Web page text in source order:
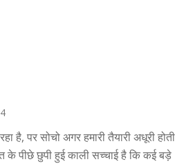
है, पर सोचो अगर हमारी तैयारी अधूरी होती
के पीछे छुपी हुई काली सच्चाई है कि कई बड़े